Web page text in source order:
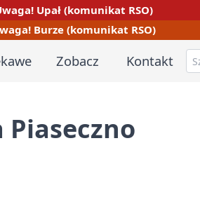
Upał (komunikat RSO)
Burze (komunikat RSO)
Zobacz Kontakt
Piaseczno